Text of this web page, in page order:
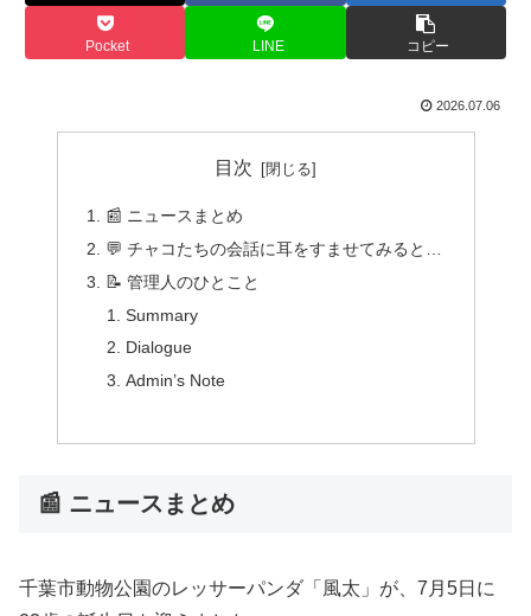
Pocket LINE コピー
2026.07.06
目次
📰 ニュースまとめ
💬 チャコたちの会話に耳をすませてみると…
📝 管理人のひとこと
Summary
Dialogue
Admin’s Note
📰 ニュースまとめ
千葉市動物公園のレッサーパンダ「風太」が、7月5日に